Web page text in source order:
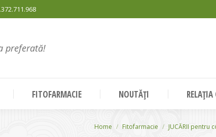
preferată!
FITOFARMACIE NOUTĂȚI
You are here:
Home Fitofarmacie JUCĂRII pentru